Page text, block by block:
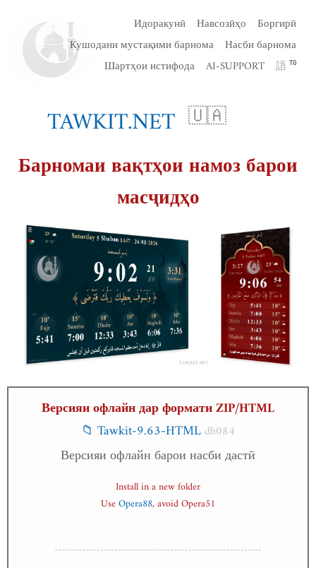
Идоракунӣ Навсозӣҳо Боргирӣ
Кушодани мустақими барнома Насби барнома
Шартҳои истифода AI-SUPPORT 語 TG
TAWKIT.NET 🇺🇦
Барномаи вақтҳои намоз барои
масҷидҳо
Версияи офлайн дар формати ZIP/HTML
📁 Tawkit-9.63-HTMLdb084
Версияи офлайн барои насби дастӣ
Install in a new folder
UseOpera88, avoid Opera51